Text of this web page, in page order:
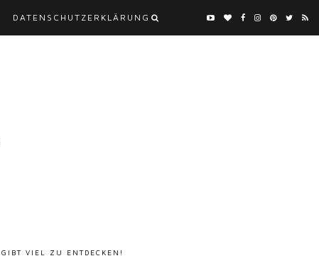
DATENSCHUTZERKLÄRUNG
VIEL ZU ENTDECKEN!